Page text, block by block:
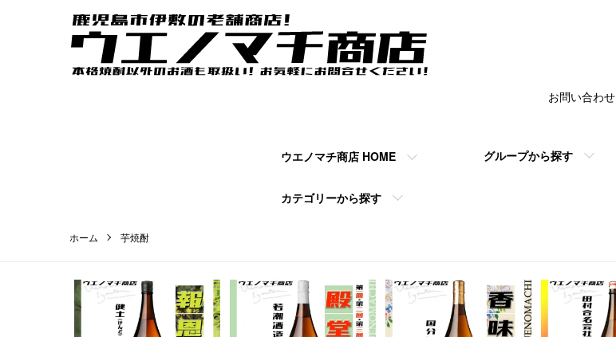
ウエノマチ商店 HOME
カテゴリーから探す
グループから探す
お問い合わせ
ホーム 芋焼酎